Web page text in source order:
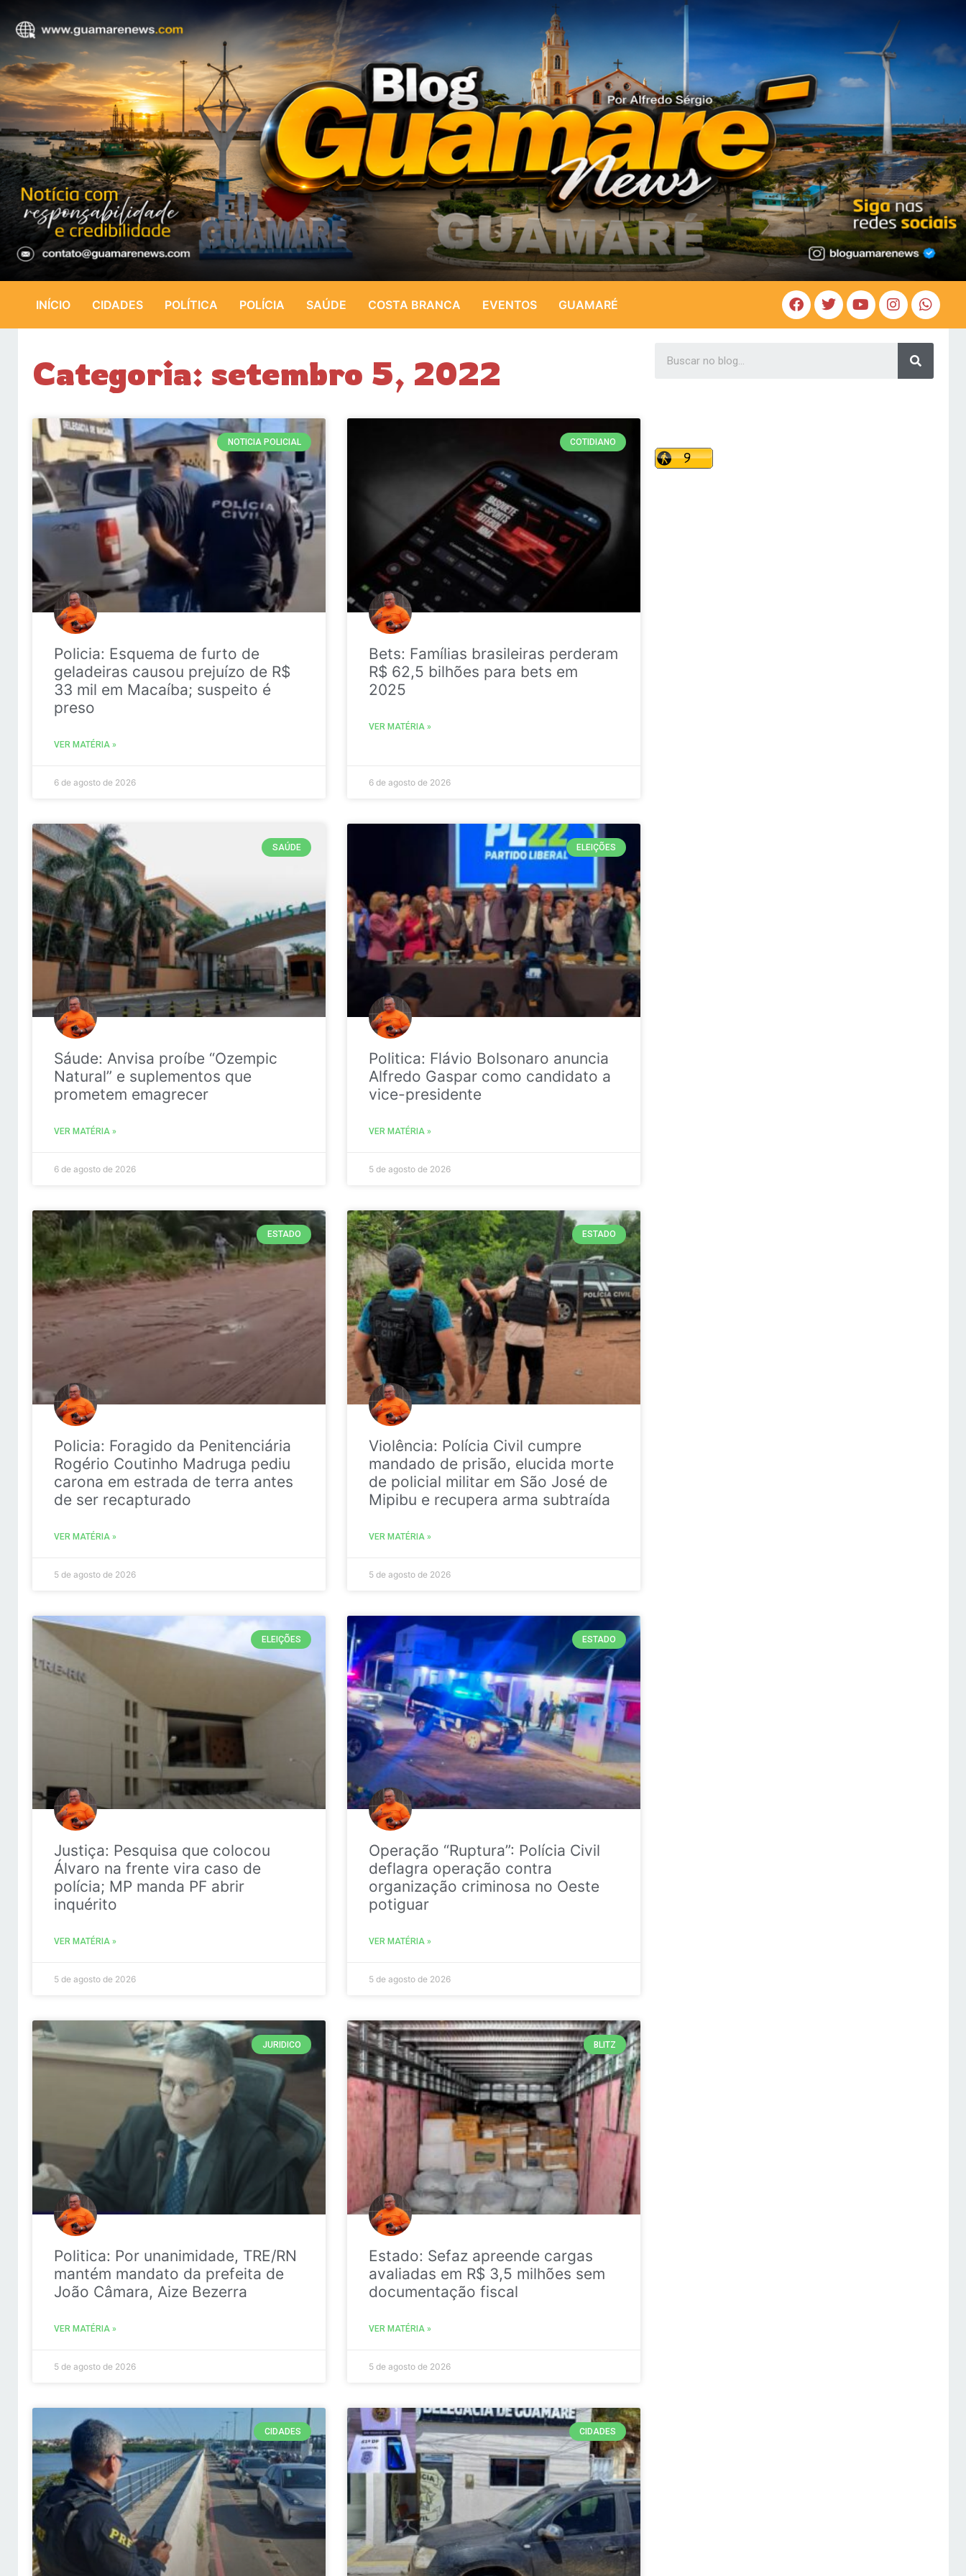
INÍCIO CIDADES POLÍTICA POLÍCIA SAÚDE COSTA BRANCA EVENTOS GUAMARÉ
Categoria: setembro 5, 2022
NOTICIA POLICIAL
Policia: Esquema de furto de
geladeiras causou prejuízo de R$
33 mil em Macaíba; suspeito é
preso
VER MATÉRIA »
6 de agosto de 2026
COTIDIANO
Bets: Famílias brasileiras perderam
R$ 62,5 bilhões para bets em
2025
VER MATÉRIA »
6 de agosto de 2026
SAÚDE
Sáude: Anvisa proíbe “Ozempic
Natural” e suplementos que
prometem emagrecer
VER MATÉRIA »
6 de agosto de 2026
ELEIÇÕES
Politica: Flávio Bolsonaro anuncia
Alfredo Gaspar como candidato a
vice-presidente
VER MATÉRIA »
5 de agosto de 2026
ESTADO
Policia: Foragido da Penitenciária
Rogério Coutinho Madruga pediu
carona em estrada de terra antes
de ser recapturado
VER MATÉRIA »
5 de agosto de 2026
ESTADO
Violência: Polícia Civil cumpre
mandado de prisão, elucida morte
de policial militar em São José de
Mipibu e recupera arma subtraída
VER MATÉRIA »
5 de agosto de 2026
ELEIÇÕES
Justiça: Pesquisa que colocou
Álvaro na frente vira caso de
polícia; MP manda PF abrir
inquérito
VER MATÉRIA »
5 de agosto de 2026
ESTADO
Operação “Ruptura”: Polícia Civil
deflagra operação contra
organização criminosa no Oeste
potiguar
VER MATÉRIA »
5 de agosto de 2026
JURIDICO
Politica: Por unanimidade, TRE/RN
mantém mandato da prefeita de
João Câmara, Aize Bezerra
VER MATÉRIA »
5 de agosto de 2026
BLITZ
Estado: Sefaz apreende cargas
avaliadas em R$ 3,5 milhões sem
documentação fiscal
VER MATÉRIA »
5 de agosto de 2026
CIDADES CIDADES